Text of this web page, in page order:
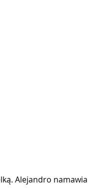
Alejandro namawia